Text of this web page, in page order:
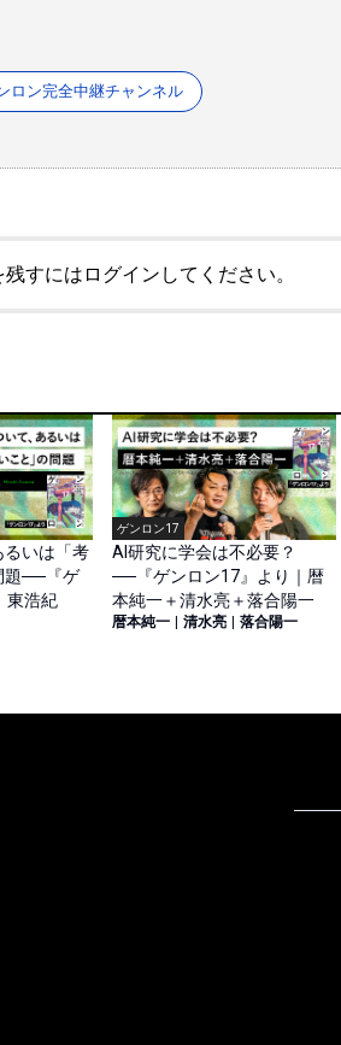
ロン完全中継チャンネル
すにはログインしてください。
いは「考
題──『ゲ
東浩紀
ゲンロン17
AI研究に学会は不必要？
──『ゲンロン17』より｜暦
本純一＋清水亮＋落合陽一
暦本純一 清水亮 落合陽一